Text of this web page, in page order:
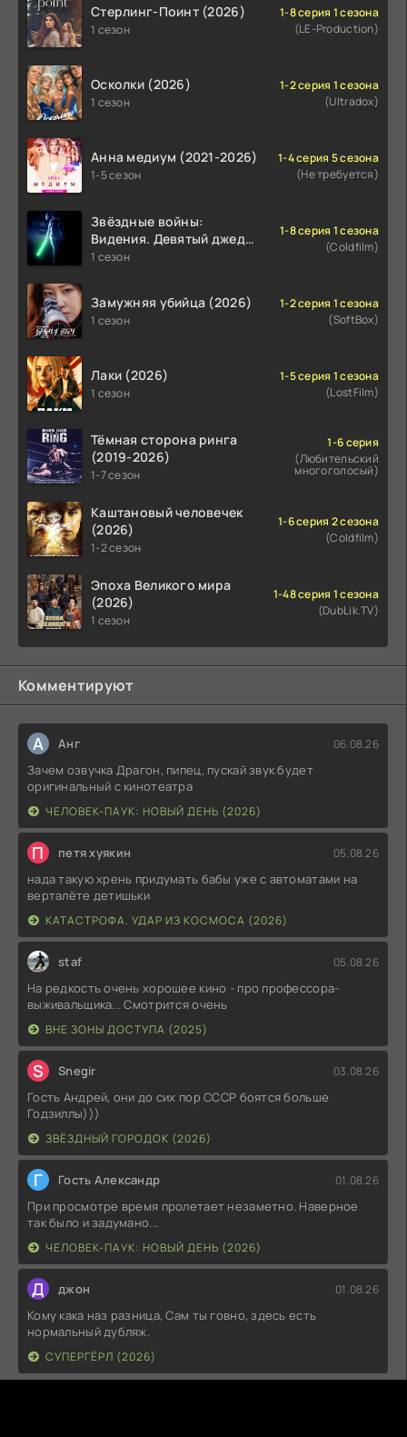
Стерлинг-Поинт (2026)
1 сезон
1-8 серия 1 сезона
(LE-Production)
Осколки (2026)
1 сезон
1-2 серия 1 сезона
(Ultradox)
Анна медиум (2021-2026)
1-5 сезон
1-4 серия 5 сезона
(Не требуется)
Звёздные войны:
Видения. Девятый джедай
(2026)
1 сезон
1-8 серия 1 сезона
(Coldfilm)
Замужняя убийца (2026)
1 сезон
1-2 серия 1 сезона
(SoftBox)
Лаки (2026)
1 сезон
1-5 серия 1 сезона
(LostFilm)
Тёмная сторона ринга
(2019-2026)
1-7 сезон
1-6 серия
(Любительский
многоголосый)
Каштановый человечек
(2026)
1-2 сезон
1-6 серия 2 сезона
(Coldfilm)
Эпоха Великого мира
(2026)
1 сезон
1-48 серия 1 сезона
(DubLik.TV)
Комментируют
А Анг 06.08.26
Зачем озвучка Драгон, пипец, пускай звук будет
оригинальный с кинотеатра
ЧЕЛОВЕК-ПАУК: НОВЫЙ ДЕНЬ (2026)
П петя хуякин 05.08.26
нада такую хрень придумать бабы уже с автоматами на
верталёте детишьки
КАТАСТРОФА. УДАР ИЗ КОСМОСА (2026)
staf 05.08.26
На редкость очень хорошее кино - про профессора-
выживальщика... Смотрится очень
ВНЕ ЗОНЫ ДОСТУПА (2025)
S Snegir 03.08.26
Гость Андрей, они до сих пор СССР боятся больше
Годзиллы)))
ЗВЁЗДНЫЙ ГОРОДОК (2026)
Г Гость Александр 01.08.26
При просмотре время пролетает незаметно. Наверное
так было и задумано...
ЧЕЛОВЕК-ПАУК: НОВЫЙ ДЕНЬ (2026)
Д джон 01.08.26
Кому кака наз разница, Сам ты говно, здесь есть
нормальный дубляж.
СУПЕРГЁРЛ (2026)